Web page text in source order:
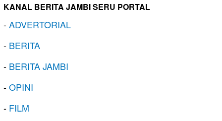
KANAL BERITA JAMBI SERU PORTAL
-ADVERTORIAL
- BERITA
- BERITA JAMBI
-OPINI
- FILM